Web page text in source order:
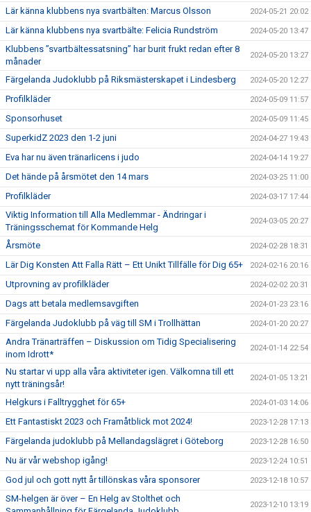
Lär känna klubbens nya svartbälten: Marcus Olsson 2024-05-21 20:02
Lär känna klubbens nya svartbälte: Felicia Rundström 2024-05-20 13:47
Klubbens ”svartbältessatsning” har burit frukt redan efter 8
månader
2024-05-20 13:27
Färgelanda Judoklubb på Riksmästerskapet i Lindesberg 2024-05-20 12:27
Profilkläder 2024-05-09 11:57
Sponsorhuset 2024-05-09 11:45
SuperkidZ 2023 den 1-2 juni 2024-04-27 19:43
Eva har nu även tränarlicens i judo 2024-04-14 19:27
Det hände på årsmötet den 14 mars 2024-03-25 11:00
Profilkläder 2024-03-17 17:44
Viktig Information till Alla Medlemmar - Ändringar i
Träningsschemat för Kommande Helg
2024-03-05 20:27
Årsmöte 2024-02-28 18:31
Lär Dig Konsten Att Falla Rätt – Ett Unikt Tillfälle för Dig 65+ 2024-02-16 20:16
Utprovning av profilkläder 2024-02-02 20:31
Dags att betala medlemsavgiften 2024-01-23 23:16
Färgelanda Judoklubb på väg till SM i Trollhättan 2024-01-20 20:27
Andra Tränarträffen – Diskussion om Tidig Specialisering
inom Idrott*
2024-01-14 22:54
Nu startar vi upp alla våra aktiviteter igen. Välkomna till ett
nytt träningsår!
2024-01-05 13:21
Helgkurs i Falltrygghet för 65+ 2024-01-03 14:06
Ett Fantastiskt 2023 och Framåtblick mot 2024! 2023-12-28 17:13
Färgelanda judoklubb på Mellandagslägret i Göteborg 2023-12-28 16:50
Nu är vår webshop igång! 2023-12-24 10:51
God jul och gott nytt år tillönskas våra sponsorer 2023-12-18 10:57
SM-helgen är över – En Helg av Stolthet och
2023-12-10 13:19